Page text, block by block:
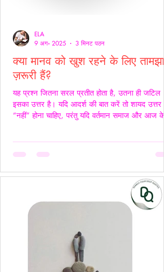
क्या मानव को खुश रहने के लिए तामझाम
ज़रूरी हैं?
यह प्रश्न जितना सरल प्रतीत होता है, उतना ही जटिल
इसका उत्तर है। यदि आदर्श की बात करें तो शायद उत्तर
“नहीं” होना चाहिए, परंतु यदि वर्तमान समाज और आज के
98% समस्याओं का केंद्र बिंदु पैसा बन चुका है। चाहे वह
सम्मान हो, सुरक्षा हो, शिक्षा हो या स्वास्थ्य हर समस्या का
समाधान धन से जोड़कर देखा जाता है। यह स्थिति यूँ ही
ELA
9 अग॰ 2025
3 मिनट पठन